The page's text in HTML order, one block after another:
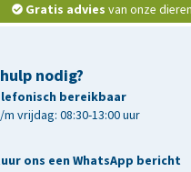
Gratis advies van onze
nodig?
bereikbaar
vrijdag: 08:30-13:00 uur
ons een WhatsApp bericht